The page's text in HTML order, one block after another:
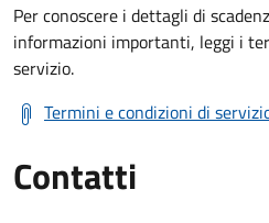
Per conoscere i dettagli di
informazioni importanti, leggi i
servizio.
Termini e condizioni di
Contatti